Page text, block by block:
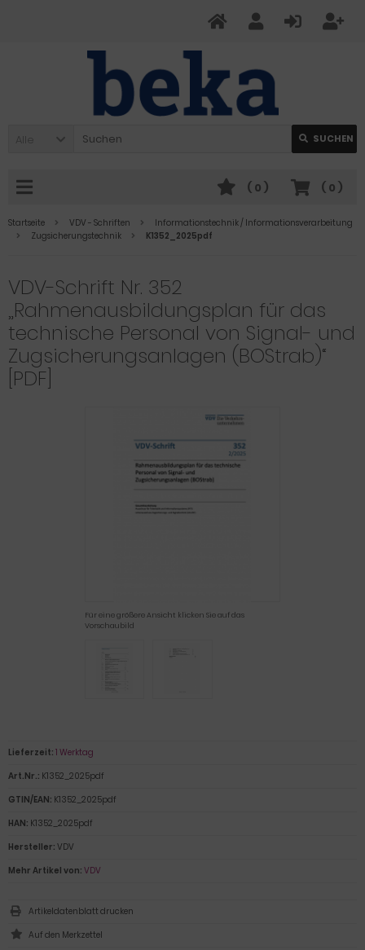
Alle SUCHEN
( 0 )
( 0 )
Startseite VDV - Schriften
Informationstechnik / Informationsverarbeitung
Zugsicherungstechnik
K1352_2025pdf
VDV-Schrift Nr. 352
„Rahmenausbildungsplan für das
technische Personal von Signal- und
Zugsicherungsanlagen (BOStrab)“
[PDF]
Für eine größere Ansicht klicken Sie auf das
Vorschaubild
Lieferzeit: 1 Werktag
Art.Nr.: K1352_2025pdf
GTIN/EAN: K1352_2025pdf
HAN: K1352_2025pdf
Hersteller: VDV
Mehr Artikel von: VDV
Artikeldatenblatt drucken